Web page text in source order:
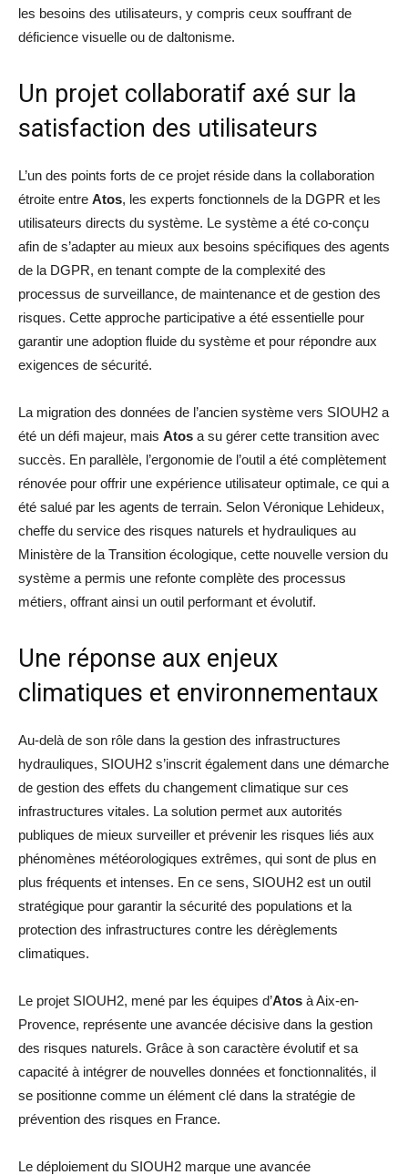
les besoins des utilisateurs, y compris ceux souffrant de
déficience visuelle ou de daltonisme.
Un projet collaboratif axé sur la
satisfaction des utilisateurs
L’un des points forts de ce projet réside dans la collaboration
étroite entre Atos, les experts fonctionnels de la DGPR et les
utilisateurs directs du système. Le système a été co-conçu
afin de s’adapter au mieux aux besoins spécifiques des agents
de la DGPR, en tenant compte de la complexité des
processus de surveillance, de maintenance et de gestion des
risques. Cette approche participative a été essentielle pour
garantir une adoption fluide du système et pour répondre aux
exigences de sécurité.
La migration des données de l’ancien système vers SIOUH2 a
été un défi majeur, mais Atos a su gérer cette transition avec
succès. En parallèle, l’ergonomie de l’outil a été complètement
rénovée pour offrir une expérience utilisateur optimale, ce qui a
été salué par les agents de terrain. Selon Véronique Lehideux,
cheffe du service des risques naturels et hydrauliques au
Ministère de la Transition écologique, cette nouvelle version du
système a permis une refonte complète des processus
métiers, offrant ainsi un outil performant et évolutif.
Une réponse aux enjeux
climatiques et environnementaux
Au-delà de son rôle dans la gestion des infrastructures
hydrauliques, SIOUH2 s’inscrit également dans une démarche
de gestion des effets du changement climatique sur ces
infrastructures vitales. La solution permet aux autorités
publiques de mieux surveiller et prévenir les risques liés aux
phénomènes météorologiques extrêmes, qui sont de plus en
plus fréquents et intenses. En ce sens, SIOUH2 est un outil
stratégique pour garantir la sécurité des populations et la
protection des infrastructures contre les dérèglements
climatiques.
Le projet SIOUH2, mené par les équipes d’Atos à Aix-en-
Provence, représente une avancée décisive dans la gestion
des risques naturels. Grâce à son caractère évolutif et sa
capacité à intégrer de nouvelles données et fonctionnalités, il
se positionne comme un élément clé dans la stratégie de
prévention des risques en France.
Le déploiement du SIOUH2 marque une avancée